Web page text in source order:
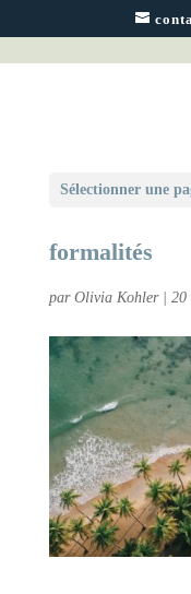
Sélectionner une
formalités
par Olivia Kohler| 20